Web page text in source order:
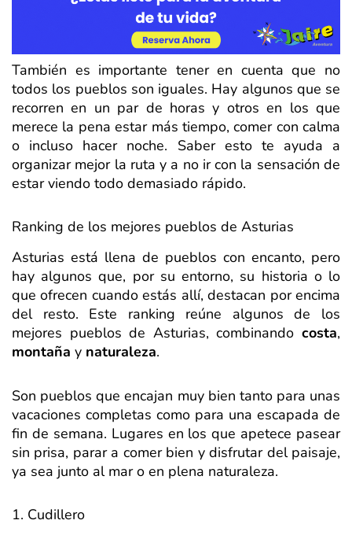
También es importante tener en cuenta que no
todos los pueblos son iguales. Hay algunos que se
recorren en un par de horas y otros en los que
merece la pena estar más tiempo, comer con calma
o incluso hacer noche. Saber esto te ayuda a
organizar mejor la ruta y a no ir con la sensación de
estar viendo todo demasiado rápido.
Ranking de los mejores pueblos de Asturias
Asturias está llena de pueblos con encanto, pero
hay algunos que, por su entorno, su historia o lo
que ofrecen cuando estás allí, destacan por encima
del resto. Este ranking reúne algunos de los
mejores pueblos de Asturias, combinando costa,
montaña y naturaleza.
Son pueblos que encajan muy bien tanto para unas
vacaciones completas como para una escapada de
fin de semana. Lugares en los que apetece pasear
sin prisa, parar a comer bien y disfrutar del paisaje,
ya sea junto al mar o en plena naturaleza.
1. Cudillero